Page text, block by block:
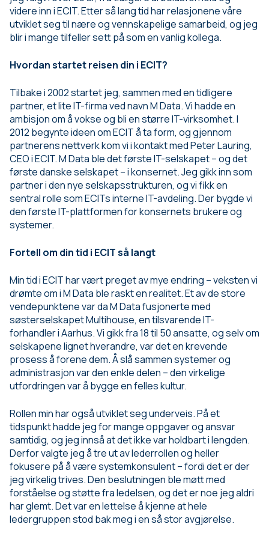
videre inn i ECIT. Etter så lang tid har relasjonene våre
utviklet seg til nære og vennskapelige samarbeid, og jeg
blir i mange tilfeller sett på som en vanlig kollega.
Hvordan startet reisen din i ECIT?
Tilbake i 2002 startet jeg, sammen med en tidligere
partner, et lite IT-firma ved navn M Data. Vi hadde en
ambisjon om å vokse og bli en større IT-virksomhet. I
2012 begynte ideen om ECIT å ta form, og gjennom
partnerens nettverk kom vi i kontakt med Peter Lauring,
CEO i ECIT. M Data ble det første IT-selskapet – og det
første danske selskapet – i konsernet. Jeg gikk inn som
partner i den nye selskapsstrukturen, og vi fikk en
sentral rolle som ECITs interne IT-avdeling. Der bygde vi
den første IT-plattformen for konsernets brukere og
systemer.
Fortell om din tid i ECIT så langt
Min tid i ECIT har vært preget av mye endring – veksten vi
drømte om i M Data ble raskt en realitet. Et av de store
vendepunktene var da M Data fusjonerte med
søsterselskapet Multihouse, en tilsvarende IT-
forhandler i Aarhus. Vi gikk fra 18 til 50 ansatte, og selv om
selskapene lignet hverandre, var det en krevende
prosess å forene dem. Å slå sammen systemer og
administrasjon var den enkle delen – den virkelige
utfordringen var å bygge en felles kultur.
Rollen min har også utviklet seg underveis. På et
tidspunkt hadde jeg for mange oppgaver og ansvar
samtidig, og jeg innså at det ikke var holdbart i lengden.
Derfor valgte jeg å tre ut av lederrollen og heller
fokusere på å være systemkonsulent – fordi det er der
jeg virkelig trives. Den beslutningen ble møtt med
forståelse og støtte fra ledelsen, og det er noe jeg aldri
har glemt. Det var en lettelse å kjenne at hele
ledergruppen stod bak meg i en så stor avgjørelse.